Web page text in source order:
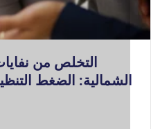
التخلص من نفايات
الضغط